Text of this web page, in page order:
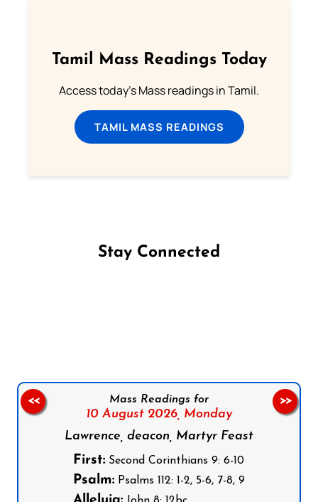
Tamil Mass Readings Today
Access today's Mass readings in Tamil.
TAMIL MASS READINGS
Stay Connected
Mass Readings for
10 August 2026, Monday
Lawrence, deacon, Martyr Feast
First: Second Corinthians 9: 6-10
Psalm: Psalms 112: 1-2, 5-6, 7-8, 9
<< >>